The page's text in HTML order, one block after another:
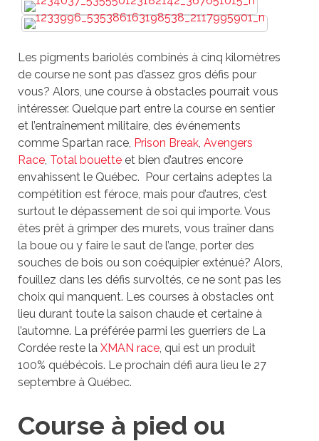
Les pigments bariolés combinés à cinq kilomètres
de course ne sont pas d’assez gros défis pour
vous? Alors, une course à obstacles pourrait vous
intéresser. Quelque part entre la course en sentier
et l’entraînement militaire, des événements
comme Spartan race, Prison Break, Avengers
Race, Total bouetteet bien d’autres encore
envahissent le Québec. Pour certains adeptes la
compétition est féroce, mais pour d’autres, c’est
surtout le dépassement de soi qui importe. Vous
êtes prêt à grimper des murets, vous traîner dans
la boue ou y faire le saut de l’ange, porter des
souches de bois ou son coéquipier exténué? Alors,
fouillez dans les défis survoltés, ce ne sont pas les
choix qui manquent. Les courses à obstacles ont
lieu durant toute la saison chaude et certaine à
l’automne. La préférée parmi les guerriers de La
Cordée reste la XMAN race, qui est un produit
100% québécois. Le prochain défi aura lieu le 27
septembre à Québec.
Course à pied ou